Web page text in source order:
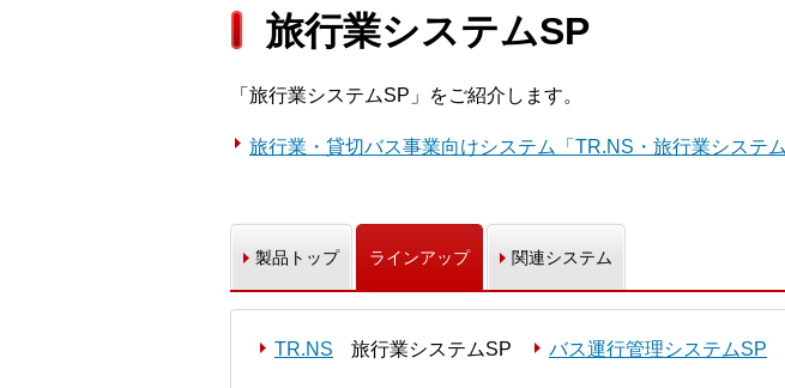
旅行業システムSP
「旅行業システムSP」をご紹介します。
旅行業・貸切バス事業向けシステム「TR.NS・旅行業システ
製品トップ ラインアップ 関連システム
TR.NS 旅行業システムSP バス運行管理システムSP